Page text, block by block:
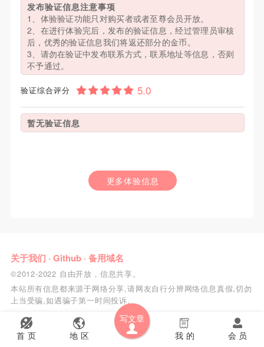
首 页 地 区
写文章
会 员
我 的
发布验证信息注意事项
1、体验验证功能只对购买者或者至尊会员开放。
2、在进行体验完后，发布的验证信息，经过管理员审核
后，优秀的验证信息我们将返还部分的金币。
3、请勿在验证中发布联系方式，联系地址等信息，否则
不予通过。
验证综合评分
暂无验证信息
更多体验信息
关于我们 · Github· 备用域名
©2012-2022 自由开放，信息共享。
本站所有信息都来源于网络分享,请网友自行分辨网络信息真假,切勿
上当受骗,如遇骗子第一时间投诉.